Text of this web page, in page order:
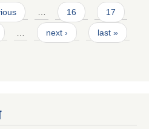
… 16 17
… next › last »